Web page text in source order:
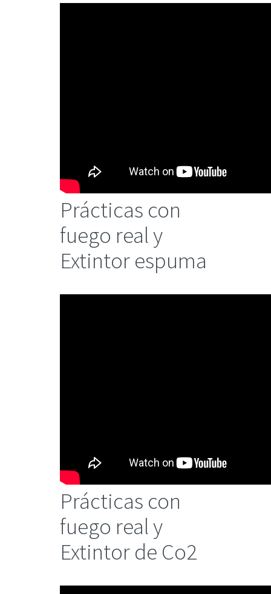
Prácticas con
fuego real y
Extintor espuma
Prácticas con
fuego real y
Extintor de Co2